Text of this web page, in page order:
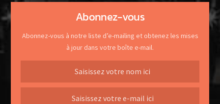
Abonnez-vous
Abonnez-vous à notre liste d’e-mailing et obtenez les mises
à jour dans votre boîte e-mail.